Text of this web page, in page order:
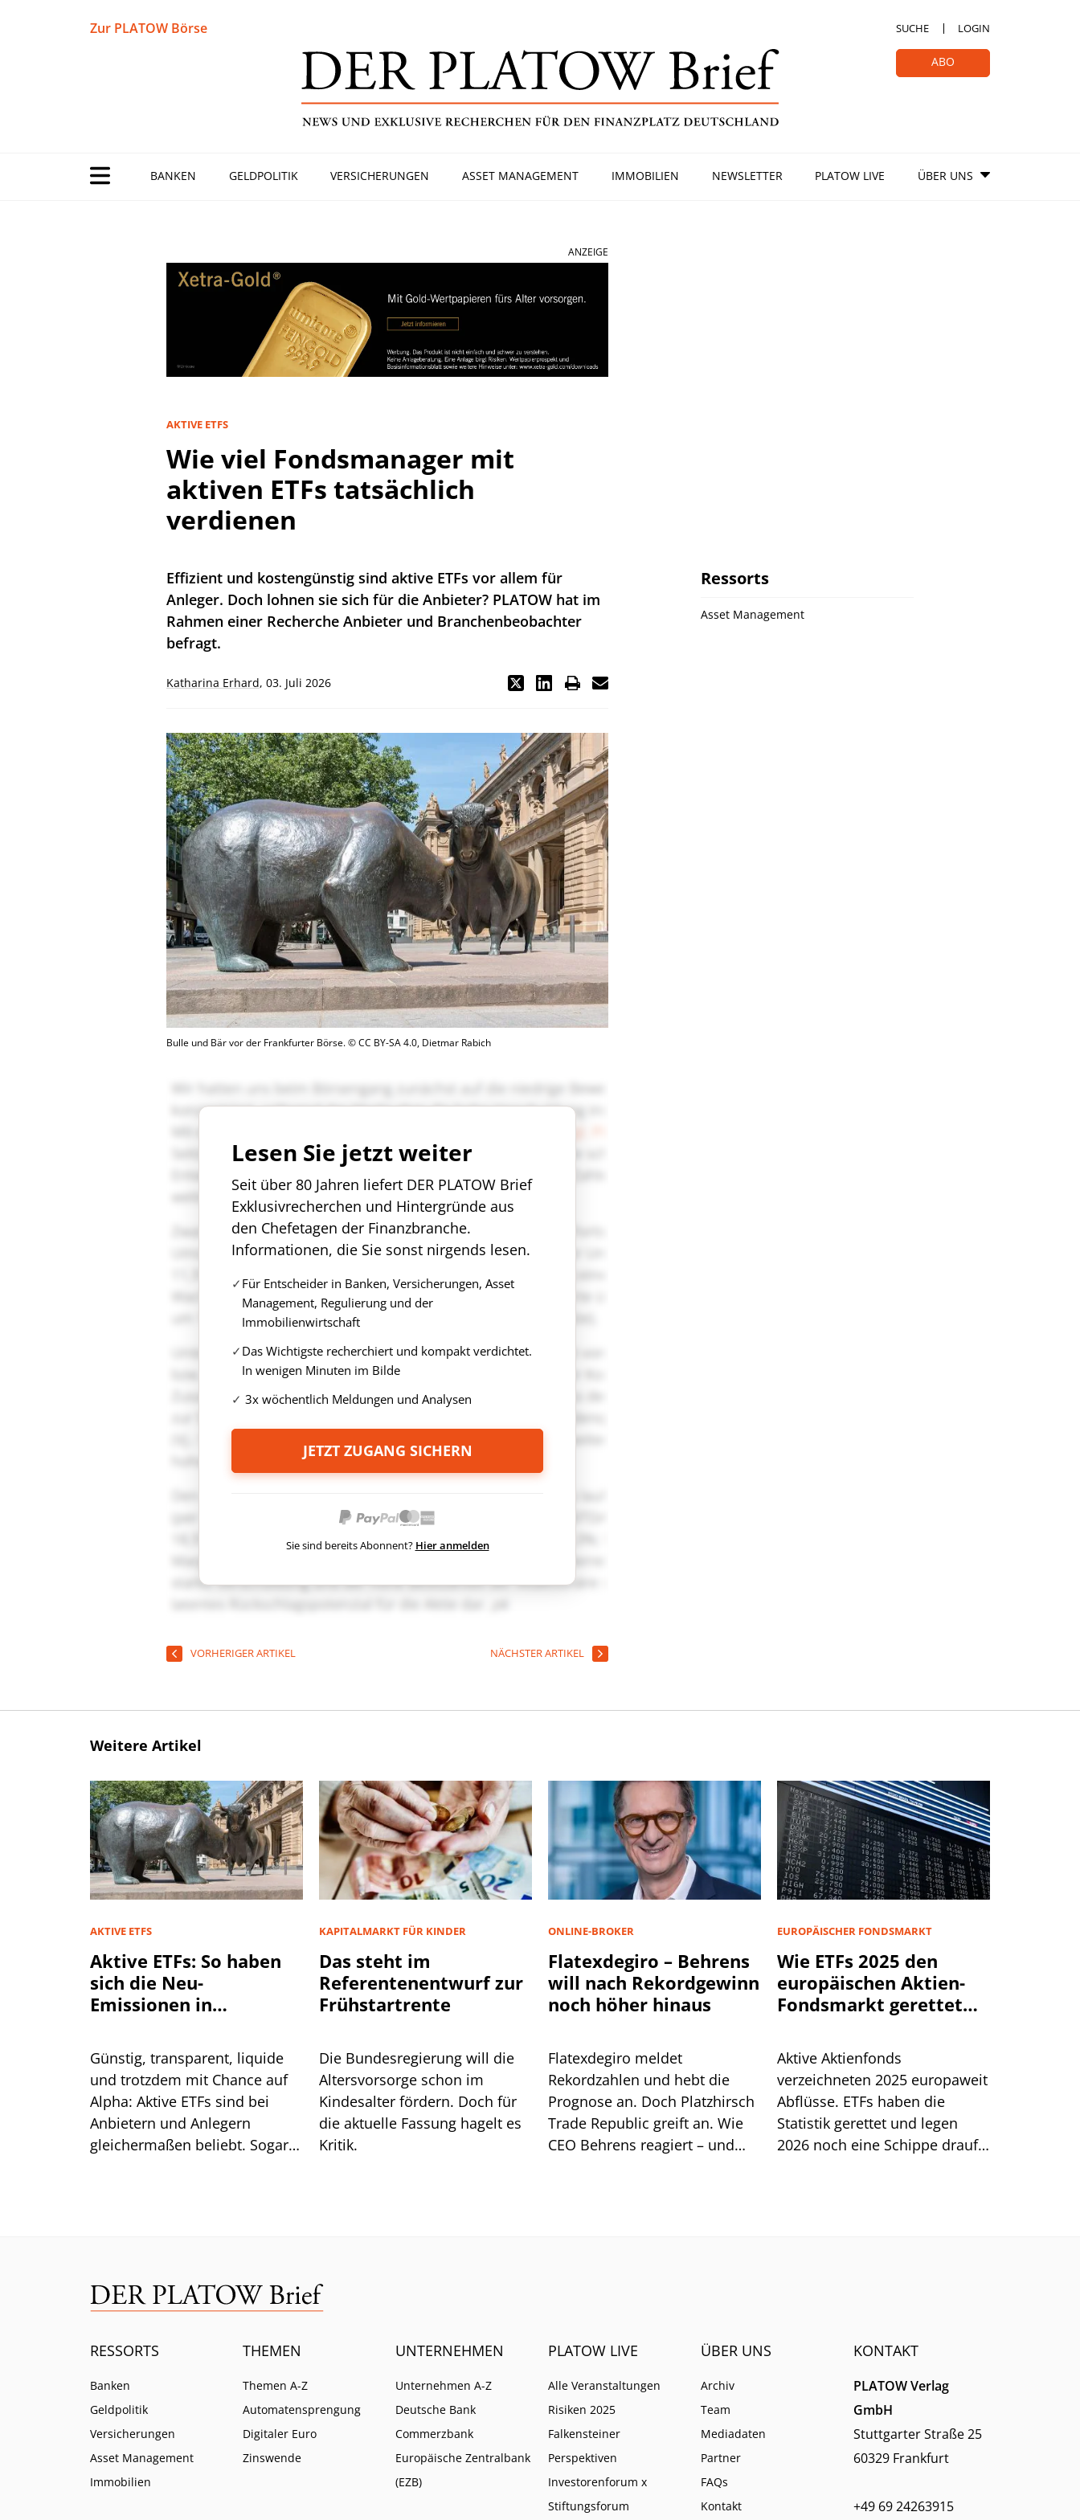
Zur PLATOW Börse SUCHE LOGIN
ABO
BANKEN GELDPOLITIK VERSICHERUNGEN ASSET MANAGEMENT IMMOBILIEN NEWSLETTER PLATOW LIVE ÜBER UNS
ANZEIGE
AKTIVE ETFS
Wie viel Fondsmanager mit
aktiven ETFs tatsächlich
verdienen
Effizient und kostengünstig sind aktive ETFs vor allem für
Anleger. Doch lohnen sie sich für die Anbieter? PLATOW hat im
Rahmen einer Recherche Anbieter und Branchenbeobachter
befragt.
Katharina Erhard, 03. Juli 2026
Bulle und Bär vor der Frankfurter Börse. © CC BY-SA 4.0, Dietmar Rabich
Lesen Sie jetzt weiter
Seit über 80 Jahren liefert DER PLATOW Brief
Exklusivrecherchen und Hintergründe aus
den Chefetagen der Finanzbranche.
Informationen, die Sie sonst nirgends lesen.
Für Entscheider in Banken, Versicherungen, Asset
Management, Regulierung und der
Immobilienwirtschaft
Das Wichtigste recherchiert und kompakt verdichtet.
In wenigen Minuten im Bilde
3x wöchentlich Meldungen und Analysen
JETZT ZUGANG SICHERN
Sie sind bereits Abonnent? Hier anmelden
VORHERIGER ARTIKEL NÄCHSTER ARTIKEL
Ressorts
Asset Management
Weitere Artikel
AKTIVE ETFS
Aktive ETFs: So haben
sich die Neu-
Emissionen in
Günstig, transparent, liquide
und trotzdem mit Chance auf
Alpha: Aktive ETFs sind bei
Anbietern und Anlegern
gleichermaßen beliebt. Sogar
KAPITALMARKT FÜR KINDER
Das steht im
Referentenentwurf zur
Frühstartrente
Die Bundesregierung will die
Altersvorsorge schon im
Kindesalter fördern. Doch für
die aktuelle Fassung hagelt es
Kritik.
ONLINE-BROKER
Flatexdegiro – Behrens
will nach Rekordgewinn
noch höher hinaus
Flatexdegiro meldet
Rekordzahlen und hebt die
Prognose an. Doch Platzhirsch
Trade Republic greift an. Wie
CEO Behrens reagiert – und
EUROPÄISCHER FONDSMARKT
Wie ETFs 2025 den
europäischen Aktien-
Fondsmarkt gerettet
Aktive Aktienfonds
verzeichneten 2025 europaweit
Abflüsse. ETFs haben die
Statistik gerettet und legen
2026 noch eine Schippe drauf.
RESSORTS
Banken
Geldpolitik
Versicherungen
Asset Management
Immobilien
THEMEN
Themen A-Z
Automatensprengung
Digitaler Euro
Zinswende
UNTERNEHMEN
Unternehmen A-Z
Deutsche Bank
Commerzbank
Europäische Zentralbank
(EZB)
PLATOW LIVE
Alle Veranstaltungen
Risiken 2025
Falkensteiner
Perspektiven
Investorenforum x
Stiftungsforum
ÜBER UNS
Archiv
Team
Mediadaten
Partner
FAQs
Kontakt
KONTAKT
PLATOW Verlag
GmbH
Stuttgarter Straße 25
60329 Frankfurt
+49 69 24263915